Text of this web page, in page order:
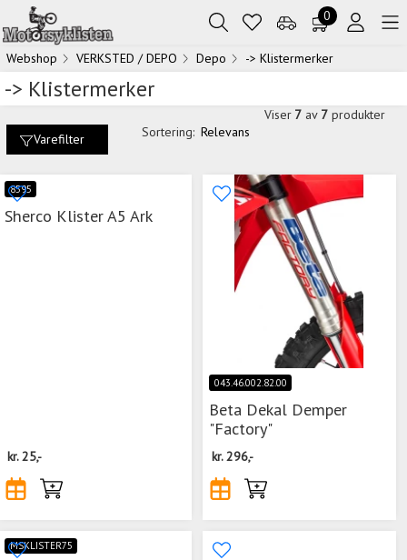
0
Webshop VERKSTED / DEPO Depo -> Klistermerker
-> Klistermerker
Varefilter Sortering: Relevans
Viser 7 av 7 produkter
8595
Sherco Klister A5 Ark
kr.25,-
043.46.002.82.00
Beta Dekal Demper
"Factory"
kr.296,-
MSKLISTER75